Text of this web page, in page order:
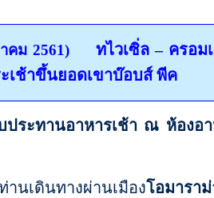
คม 2561) ทไวเซิ่ล–ครอม
เช้าขึ้นยอดเขาบ๊อบส์ พีค
อาหารเช้า ณ ห้องอาห
านเดินทางผ่านเมืองโอมาราม่